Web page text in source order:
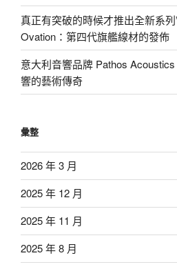
真正有突破的時候才推出全新系
Ovation：第四代旗艦線材的發佈
意大利音響品牌 Pathos
響的藝術傳奇
彙整
2026 年 3 月
2025 年 12 月
2025 年 11 月
2025 年 8 月